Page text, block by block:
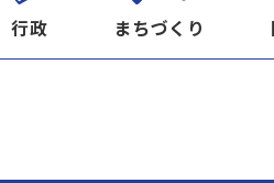
行政 まちづくり